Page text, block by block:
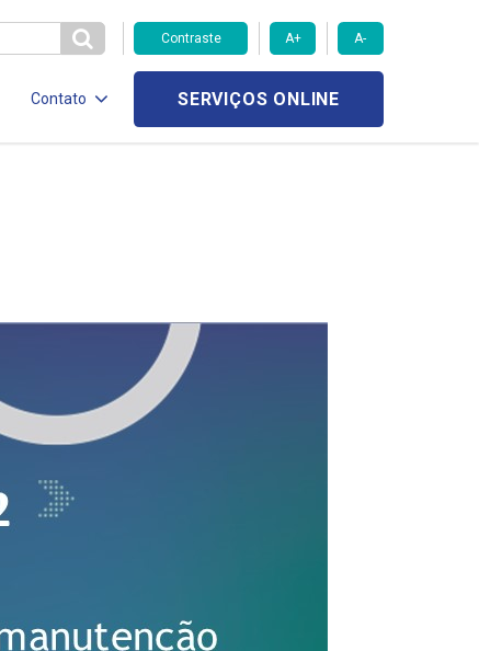
Contraste A+ A-
Contato SERVIÇOS ONLINE